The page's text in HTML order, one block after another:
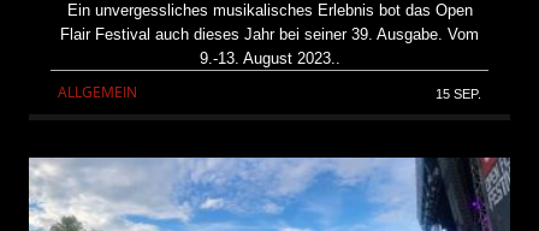
Ein unvergessliches musikalisches Erlebnis bot das Open
Flair Festival auch dieses Jahr bei seiner 39. Ausgabe. Vom
9.-13. August 2023..
ALLGEMEIN 15 SEP.